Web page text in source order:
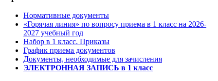
Нормативные документы
«Горячая линия» по вопросу приема в 1 класс на 2026-
2027 учебный год
Набор в 1 класс. Приказы
График приема документов
Документы, необходимые для зачисления
ЭЛЕКТРОННАЯ ЗАПИСЬ в 1 класс